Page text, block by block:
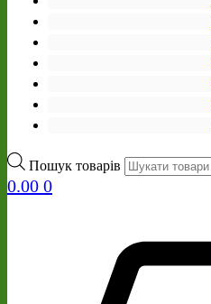
Пошук товарів
0.00 0